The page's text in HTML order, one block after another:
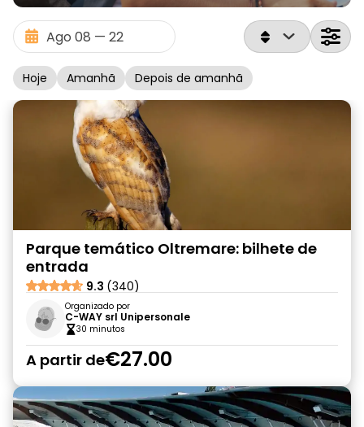
Hoje Amanhã Depois de amanhã
Parque temático Oltremare: bilhete de
entrada
9.3 (340)
Organizado por
C-WAY srl Unipersonale
30 minutos
A partir de€27.00